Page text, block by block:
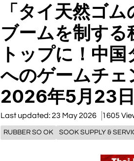
「タイ天然ゴ
ブームを制す
トップに！中
へのゲームチェ
2026年5月23日
Last updated: 23 May 2026 1605
RUBBER SO OK SOOK SUPPLY &